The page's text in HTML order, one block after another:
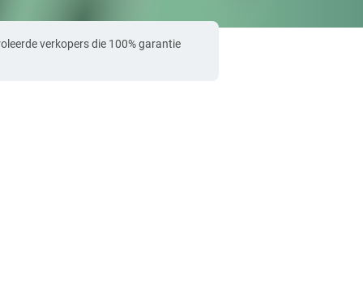
verkopers die 100% garantie